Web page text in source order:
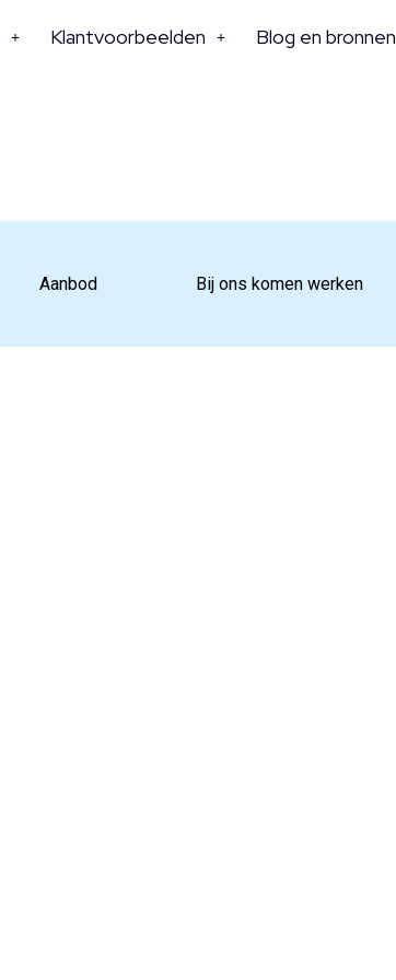
Klantvoorbeelden Blog en bronnen
Aanbod Bij ons komen werken